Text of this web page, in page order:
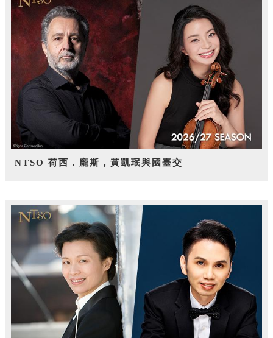
NTSO 荷西．龐斯，黃凱珉與國臺交